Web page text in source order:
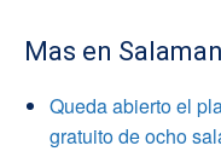
Mas en
Queda abierto el
gratuito de ocho